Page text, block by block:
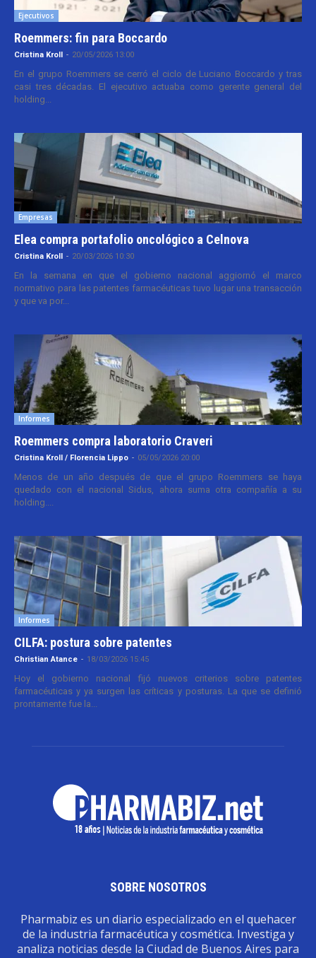
Ejecutivos
Roemmers: fin para Boccardo
Cristina Kroll - 20/05/2026 13:00
En el grupo Roemmers se cerró el ciclo de Luciano Boccardo y tras
casi tres décadas. El ejecutivo actuaba como gerente general del
holding...
Empresas
Elea compra portafolio oncológico a Celnova
Cristina Kroll - 20/03/2026 10:30
En la semana en que el gobierno nacional aggiornó el marco
normativo para las patentes farmacéuticas tuvo lugar una transacción
y que va por...
Informes
Roemmers compra laboratorio Craveri
Cristina Kroll / Florencia Lippo - 05/05/2026 20:00
Menos de un año después de que el grupo Roemmers se haya
quedado con el nacional Sidus, ahora suma otra compañía a su
holding....
Informes
CILFA: postura sobre patentes
Christian Atance - 18/03/2026 15:45
Hoy el gobierno nacional fijó nuevos criterios sobre patentes
farmacéuticas y ya surgen las críticas y posturas. La que se definió
prontamente fue la...
SOBRE NOSOTROS
Pharmabiz es un diario especializado en el quehacer
de la industria farmacéutica y cosmética. Investiga y
analiza noticias desde la Ciudad de Buenos Aires para